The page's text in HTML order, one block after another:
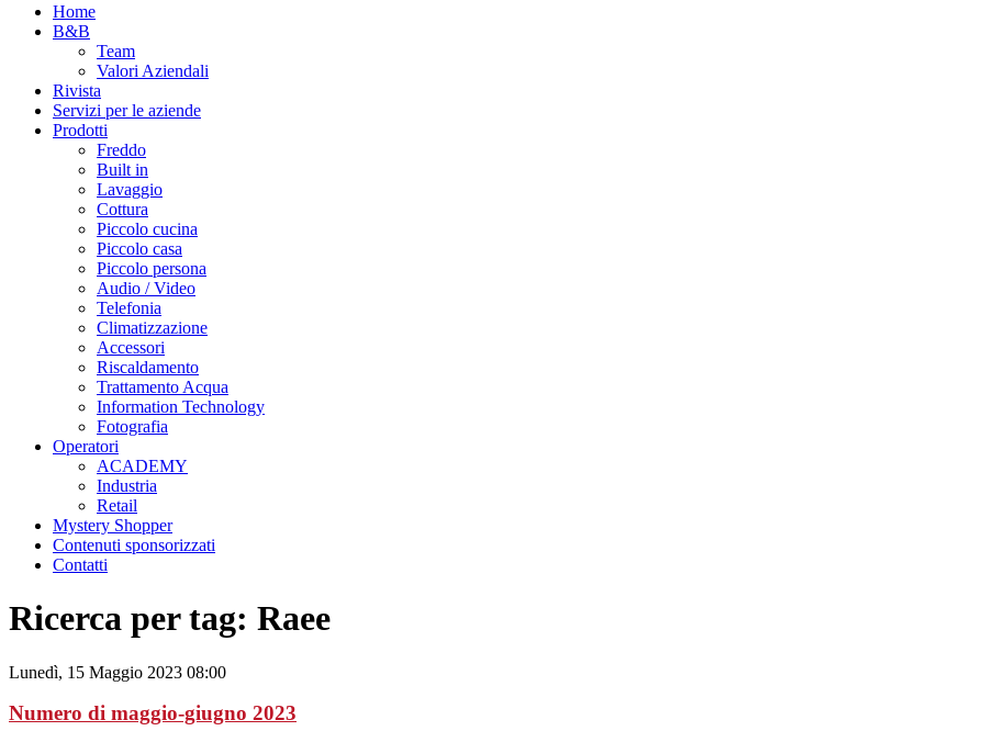
Home
B&B
Team
Valori Aziendali
Rivista
Servizi per le aziende
Prodotti
Freddo
Built in
Lavaggio
Cottura
Piccolo cucina
Piccolo casa
Piccolo persona
Audio / Video
Telefonia
Climatizzazione
Accessori
Riscaldamento
Trattamento Acqua
Information Technology
Fotografia
Operatori
ACADEMY
Industria
Retail
Mystery Shopper
Contenuti sponsorizzati
Contatti
Ricerca per tag: Raee
Lunedì, 15 Maggio 2023 08:00
Numero di maggio-giugno 2023